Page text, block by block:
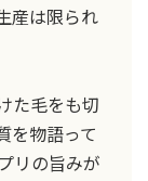
産は限られ
た毛をも切
を物語って
リの旨みが